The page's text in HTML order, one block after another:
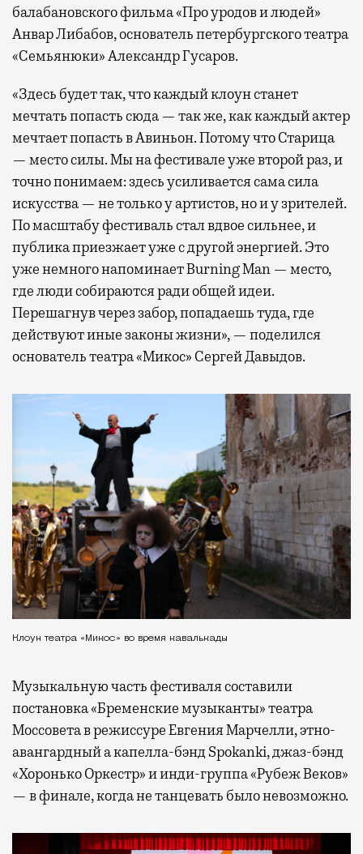
балабановского фильма «Про уродов и людей»
Анвар Либабов, основатель петербургского театра
«Семьянюки» Александр Гусаров.
«Здесь будет так, что каждый клоун станет
мечтать попасть сюда — так же, как каждый актер
мечтает попасть в Авиньон. Потому что Старица
— место силы. Мы на фестивале уже второй раз, и
точно понимаем: здесь усиливается сама сила
искусства — не только у артистов, но и у зрителей.
По масштабу фестиваль стал вдвое сильнее, и
публика приезжает уже с другой энергией. Это
уже немного напоминает Burning Man — место,
где люди собираются ради общей идеи.
Перешагнув через забор, попадаешь туда, где
действуют иные законы жизни», — поделился
основатель театра «Микос» Сергей Давыдов.
Клоун театра «Микос» во время кавалькады
Музыкальную часть фестиваля составили
постановка «Бременские музыканты» театра
Моссовета в режиссуре Евгения Марчелли, этно-
авангардный а капелла-бэнд Spokanki, джаз-бэнд
«Хоронько Оркестр» и инди-группа «Рубеж Веков»
— в финале, когда не танцевать было невозможно.